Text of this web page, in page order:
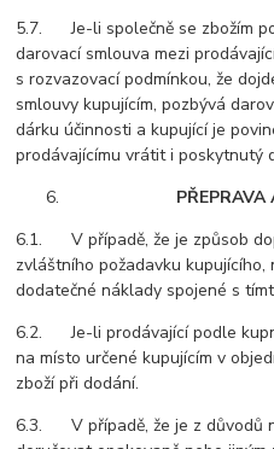
5.7. Je-li společně se zbožím
darovací smlouva mezi
s rozvazovací podmínkou, že
smlouvy kupujícím, pozbývá
dárku účinnosti a kupující je
prodávajícímu vrátit i poskytnutý
6.1. V případě, že je způsob
zvláštního požadavku
dodatečné náklady spojené s
6.2. Je-li prodávající podle
na místo určené kupujícím v
zboží při dodání.
6.3. V případě, že je z důvodů